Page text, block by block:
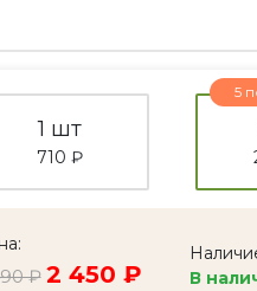
1 шт
710 ₽
5
₽ 2 450 ₽
В